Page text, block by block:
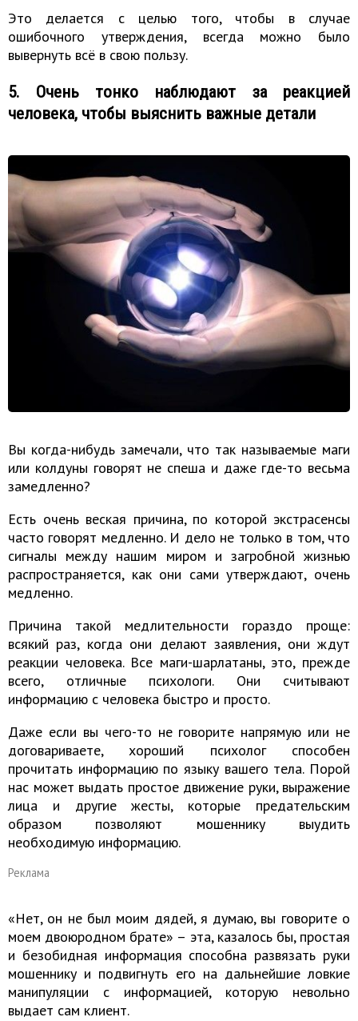
Это делается с целью того, чтобы в случае
ошибочного утверждения, всегда можно было
вывернуть всё в свою пользу.
5. Очень тонко наблюдают за реакцией
человека, чтобы выяснить важные детали
Вы когда-нибудь замечали, что так называемые маги
или колдуны говорят не спеша и даже где-то весьма
замедленно?
Есть очень веская причина, по которой экстрасенсы
часто говорят медленно. И дело не только в том, что
сигналы между нашим миром и загробной жизнью
распространяется, как они сами утверждают, очень
медленно.
Причина такой медлительности гораздо проще:
всякий раз, когда они делают заявления, они ждут
реакции человека. Все маги-шарлатаны, это, прежде
всего, отличные психологи. Они считывают
информацию с человека быстро и просто.
Даже если вы чего-то не говорите напрямую или не
договариваете, хороший психолог способен
прочитать информацию по языку вашего тела. Порой
нас может выдать простое движение руки, выражение
лица и другие жесты, которые предательским
образом позволяют мошеннику выудить
необходимую информацию.
Реклама
«Нет, он не был моим дядей, я думаю, вы говорите о
моем двоюродном брате» – эта, казалось бы, простая
и безобидная информация способна развязать руки
мошеннику и подвигнуть его на дальнейшие ловкие
манипуляции с информацией, которую невольно
выдает сам клиент.